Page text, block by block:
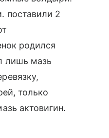
поставили 2
родился
лишь мазь
только
актовигин.